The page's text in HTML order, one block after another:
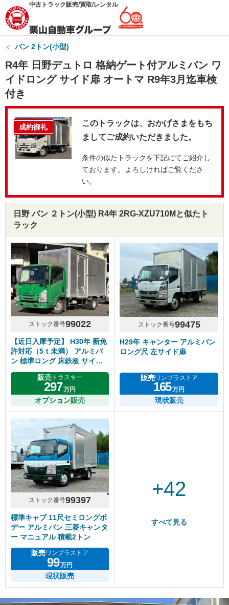
中古トラック販売/買取/レンタル
バン 2トン(小型)
R4年 日野デュトロ 格納ゲート付アルミバン ワ
イドロング サイド扉 オートマ R9年3月迄車検
付き
成約御礼
このトラックは、おかげさまをもち
ましてご成約いただきました。
条件の似たトラックを下記にてご紹介し
ております。よろしければご覧くださ
い。
日野 バン ２トン(小型) R4年 2RG-XZU710Mと似たト
ラック
ストック番号99022
【近日入庫予定】 H30年 新免
許対応（5ｔ未満） アルミバ
ン 標準ロング 床鉄板 サイド
扉 内高218cm 5速マニュアル
いすゞエルフ
販売 トラスキー
297万円
オプション販売
ストック番号99475
H29年 キャンター アルミバン
ロング尺 左サイド扉
販売ワンプラストア
165万円
現状販売
ストック番号99397
標準キャブ 11尺セミロングボ
デー アルミバン 三菱キャンタ
ー マニュアル 積載2トン
販売ワンプラストア
99万円
現状販売
+42
すべて見る